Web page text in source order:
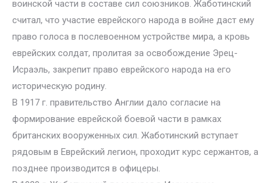
воинской части в составе сил союзников. Жаботинский
считал, что участие еврейского народа в войне даст ему
право голоса в послевоенном устройстве мира, а кровь
еврейских солдат, пролитая за освобождение Эрец-
Исраэль, закрепит право еврейского народа на его
историческую родину.
В 1917 г. правительство Англии дало согласие на
формирование еврейской боевой части в рамках
британских вооруженных сил. Жаботинский вступает
рядовым в Еврейский легион, проходит курс сержантов, а
позднее производится в офицеры.